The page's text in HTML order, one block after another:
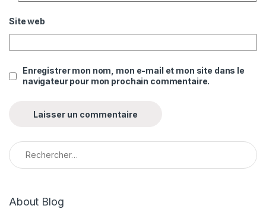
Site web
Enregistrer mon nom, mon e-mail et mon site dans le
navigateur pour mon prochain commentaire.
Rechercher :
About Blog